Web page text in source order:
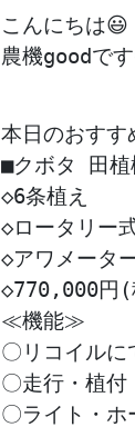
こんにちは😃
農機goodで
本日のおすす
■クボタ 田
◇6条植え
◇ロータリー
◇アワメータ
◇770,000円(
≪機能≫
〇リコイルに
〇走行・植付
〇ライト・ホ